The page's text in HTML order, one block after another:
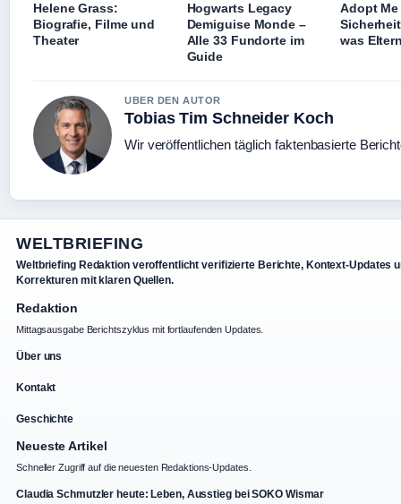
Helene Grass:
Biografie, Filme und
Theater
Hogwarts Legacy
Demiguise Monde –
Alle 33 Fundorte im
Guide
Adopt
was
UBER DEN AUTOR
Tobias Tim Schneider Koch
Wir veröffentlichen täglich faktenbasierte
WELTBRIEFING
Weltbriefing Redaktion veroffentlicht verifizierte Berichte, Kontext-Updates
Korrekturen mit klaren Quellen.
Redaktion
Mittagsausgabe Berichtszyklus mit fortlaufenden Updates.
Über uns
Kontakt
Geschichte
Neueste Artikel
Schneller Zugriff auf die neuesten Redaktions-Updates.
Claudia Schmutzler heute: Leben, Ausstieg bei SOKO Wismar